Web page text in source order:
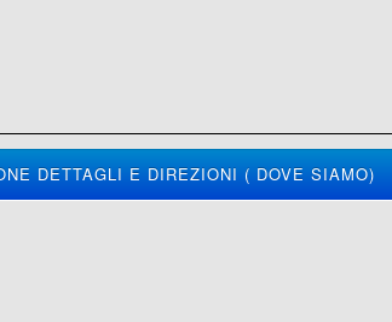
DETTAGLI E DIREZIONI ( DOVE SIAMO)